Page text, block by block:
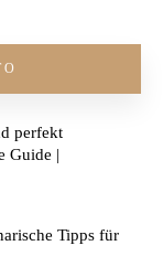
perfekt
Guide |
Tipps für